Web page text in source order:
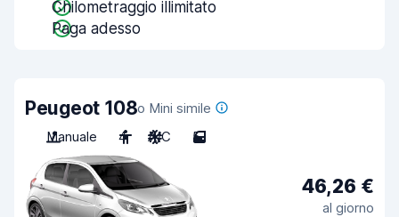
Chilometraggio illimitato
Paga adesso
Peugeot 108o Mini simile
Manuale
4 A/C 5
46,26 €
al giorno